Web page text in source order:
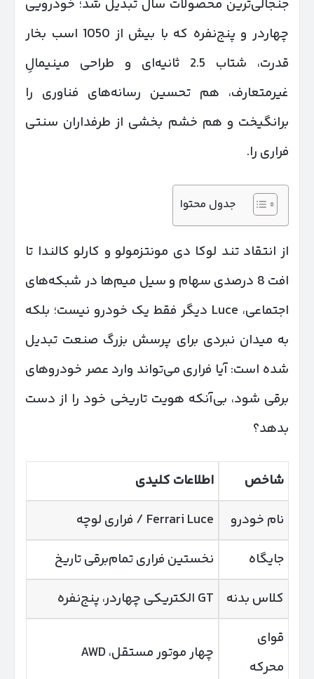
جنجالی‌ترین محصولات سال تبدیل شد؛ خودرویی
چهاردر و پنج‌نفره که با بیش از 1050 اسب بخار
قدرت، شتاب 2.5 ثانیه‌ای و طراحی مینیمالِ
غیرمتعارف، هم تحسین رسانه‌های فناوری را
برانگیخت و هم خشم بخشی از طرفداران سنتی
فراری را.
جدول محتوا
از انتقاد تند لوکا دی مونتزمولو و کارلو کالندا تا
افت 8 درصدی سهام و سیل میم‌ها در شبکه‌های
اجتماعی، Luce دیگر فقط یک خودرو نیست؛ بلکه
به میدان نبردی برای پرسش بزرگ صنعت تبدیل
شده است: آیا فراری می‌تواند وارد عصر خودروهای
برقی شود، بی‌آنکه هویت تاریخی خود را از دست
بدهد؟
شاخص
اطلاعات کلیدی
نام خودرو
Ferrari Luce / فراری لوچه
جایگاه
نخستین فراری تمام‌برقی تاریخ
کلاس بدنه
GT الکتریکی چهاردر، پنج‌نفره
قوای
محرکه
چهار موتور مستقل، AWD